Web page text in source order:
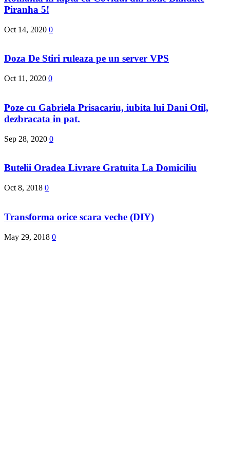
Piranha 5!
Oct 14, 2020 0
Doza De Stiri ruleaza pe un server VPS
Oct 11, 2020 0
Poze cu Gabriela Prisacariu, iubita lui Dani Otil,
dezbracata in pat.
Sep 28, 2020 0
Butelii Oradea Livrare Gratuita La Domiciliu
Oct 8, 2018 0
Transforma orice scara veche (DIY)
May 29, 2018 0